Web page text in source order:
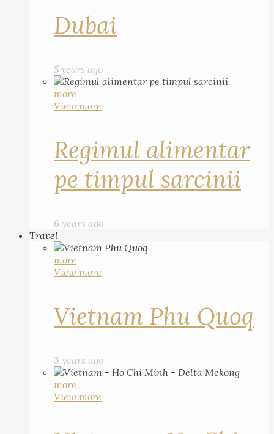
Dubai
5 years ago
more
View more
Regimul alimentar
pe timpul sarcinii
6 years ago
Travel
more
View more
Vietnam Phu Quoq
3 years ago
more
View more